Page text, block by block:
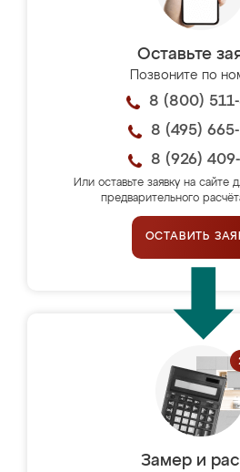
Оставьте
Позвоните по
8 (800)
8 (495)
8 (926)
Или оставьте заявку на сайте
предварительного
ОСТАВИТЬ
Замер и